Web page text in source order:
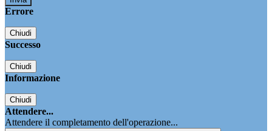
Errore
Chiudi
Successo
Chiudi
Informazione
Chiudi
Attendere...
Attendere il completamento dell'operazione...